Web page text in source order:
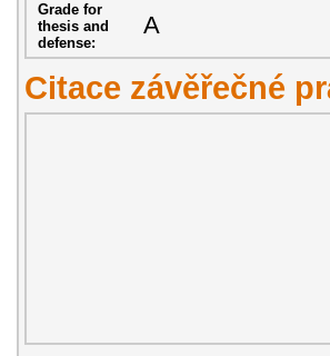
Grade for
thesis and
defense:
A
Citace závěřečné